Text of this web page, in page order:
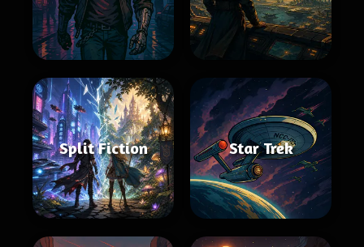
Split Fiction Star Trek